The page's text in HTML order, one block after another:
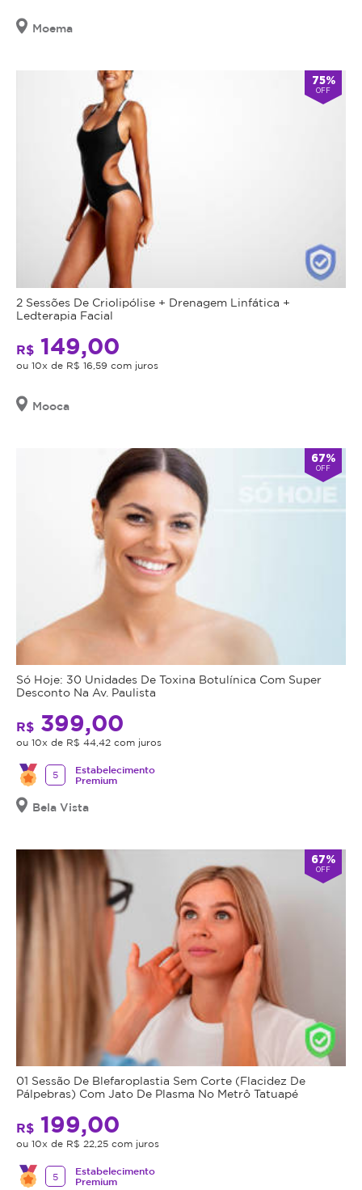
Moema
75%
OFF
2 Sessões De Criolipólise + Drenagem Linfática +
Ledterapia Facial
R$ 149,00
ou 10x de R$ 16,59 com juros
Mooca
67%
OFF
Só Hoje: 30 Unidades De Toxina Botulínica Com Super
Desconto Na Av. Paulista
R$ 399,00
ou 10x de R$ 44,42 com juros
5
Estabelecimento
Premium
Bela Vista
67%
OFF
01 Sessão De Blefaroplastia Sem Corte (Flacidez De
Pálpebras) Com Jato De Plasma No Metrô Tatuapé
R$ 199,00
ou 10x de R$ 22,25 com juros
5
Estabelecimento
Premium